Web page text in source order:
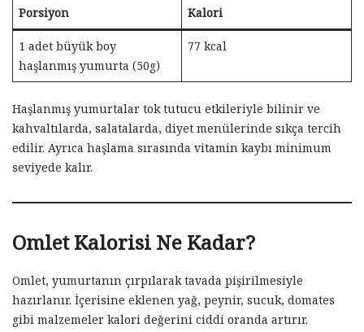
Porsiyon Kalori
1 adet büyük boy
haşlanmış yumurta (50g)
77 kcal
Haşlanmış yumurtalar tok tutucu etkileriyle bilinir ve
kahvaltılarda, salatalarda, diyet menülerinde sıkça tercih
edilir. Ayrıca haşlama sırasında vitamin kaybı minimum
seviyede kalır.
Omlet Kalorisi Ne Kadar?
Omlet, yumurtanın çırpılarak tavada pişirilmesiyle
hazırlanır. İçerisine eklenen yağ, peynir, sucuk, domates
gibi malzemeler kalori değerini ciddi oranda artırır.